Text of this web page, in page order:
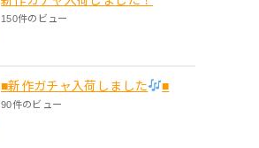
150件のビュー
■新作ガチャ入荷しました ■
90件のビュー